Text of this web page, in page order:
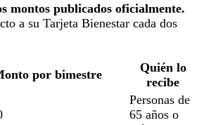
montos publicados oficialmente.
a su Tarjeta Bienestar cada dos
por bimestre
Quién lo
recibe
Personas de
65 años o